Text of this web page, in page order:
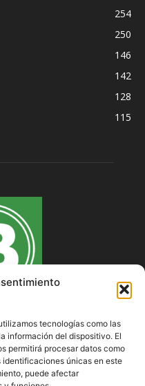
tecnologías como las
información del dispositivo. El
permitirá procesar datos como
únicas en este
puede afectar
254
250
146
142
128
115